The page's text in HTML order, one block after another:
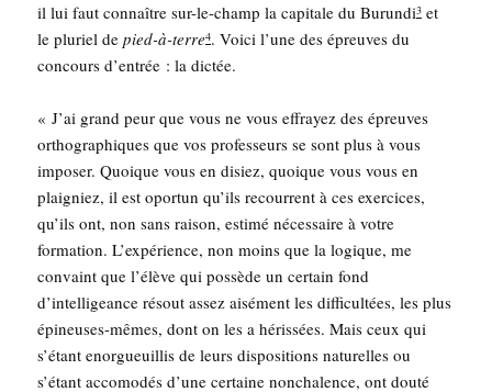
il lui faut connaître sur-le-champ la capi­tale du Burun­di3 et
le plu­riel depied-à-terre4. Voi­ci l’une des épreuves du
concours d’entrée : la dictée.
« J’ai grand peur que vous ne vous effrayez des épreuves
ortho­gra­phiques que vos pro­fes­seurs se sont plus à vous
impo­ser. Quoique vous en disiez, quoique vous vous en
plai­gniez, il est opor­tun qu’ils recourrent à ces exer­cices,
qu’ils ont, non sans rai­son, esti­mé néces­saire à votre
for­ma­tion. L’expérience, non moins que la logique, me
convaint que l’élève qui pos­sède un cer­tain fond
d’intelligeance résout assez aisé­ment les dif­fi­cul­tées, les plus
épi­neuses-mêmes, dont on les a héris­sées. Mais ceux qui
s’étant enor­gueuillis de leurs dis­po­si­tions natu­relles ou
s’étant acco­mo­dés d’une cer­taine non­cha­lence, ont dou­té